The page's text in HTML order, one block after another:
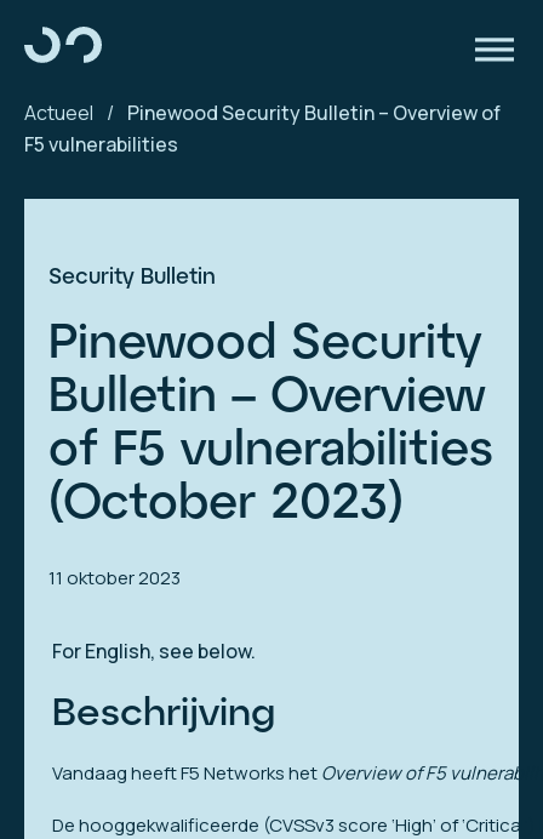
Actueel / Pinewood Security Bulletin – Overview of
F5 vulnerabilities
Security Bulletin
Pinewood Security
Bulletin – Overview
of F5 vulnerabilities
(October 2023)
11 oktober 2023
For English, see below.
Beschrijving
Vandaag heeft F5 Networks hetOverview of F5
De hooggekwalificeerde (CVSSv3 score ‘High’ of